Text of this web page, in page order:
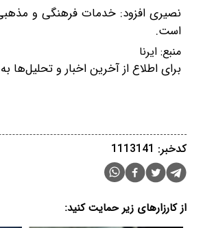
نصیری افزود: خدمات فرهنگی و مذهبی
است.
منبع: ایرنا
برای اطلاع از آخرین اخبار و تحلیل‌ها
کدخبر: 1113141
از کارزارهای زیر حمایت کنید: